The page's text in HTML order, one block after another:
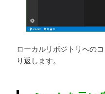
ローカルリポジトリへの
り返します。